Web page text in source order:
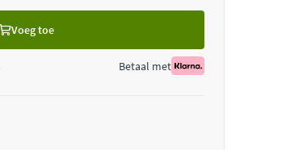
Voeg toe
Betaal met